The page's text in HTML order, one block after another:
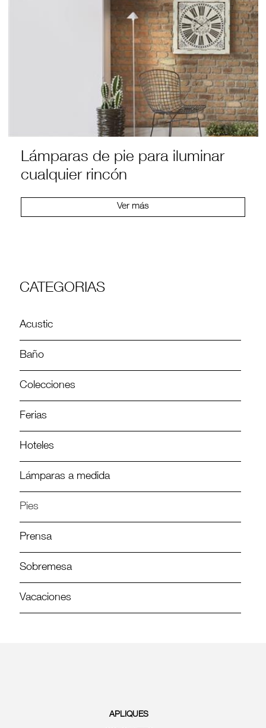
Lámparas de pie para iluminar
cualquier rincón
Ver más
CATEGORIAS
Acustic
Baño
Colecciones
Ferias
Hoteles
Lámparas a medida
Pies
Prensa
Sobremesa
Vacaciones
APLIQUES